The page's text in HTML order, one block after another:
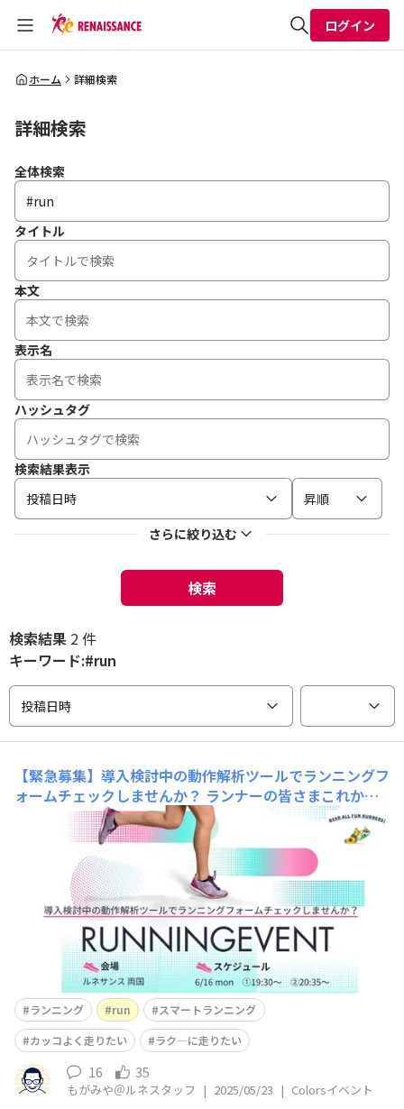
全体検索
ログイン
ホーム 詳細検索
詳細検索
全体検索
タイトル
本文
表示名
ハッシュタグ
検索結果表示
投稿日時
昇順
さらに絞り込む
検索
検索結果 2 件
キーワード:#run
投稿日時
【緊急募集】導入検討中の動作解析ツールでランニングフ
ォームチェックしませんか？ ランナーの皆さまこれから
ランナーの皆さまちょっといま休憩中のランナーの皆さま
ルネサンスは、より多くの方がランニングライフを楽しめ
ますよう、様々なイベントやサービスを展開してきまし
た。今後も新たな“FunRun”を目指し活動を続けて参りま
す🔥さて本題。現在、ランニングフォームの改善サービス
導入を検討中
ランニング run
スマートランニング
カッコよく走りたい
ラク―に走りたい
16 35
もがみや＠ルネスタッフ | 2025/05/23 | Colorsイベント